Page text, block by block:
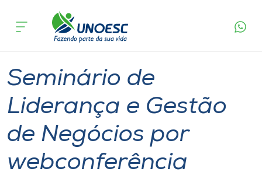
Cursos
Pesquisa
Atendimento ao Estudante
Portal de Ensino
acontece
Seminário de
Liderança e Gestão
de Negócios por
webconferência